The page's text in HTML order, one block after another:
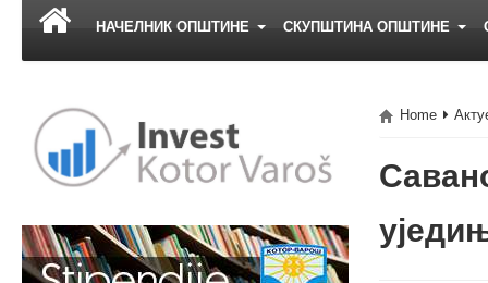
НАЧЕЛНИК ОПШТИНЕ СКУПШТИНА ОПШТИНЕ
Home